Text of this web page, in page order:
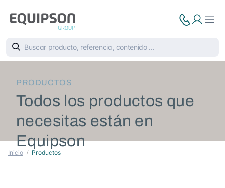
PRODUCTOS
Todos los productos que
necesitas están en
Equipson
Inicio Productos